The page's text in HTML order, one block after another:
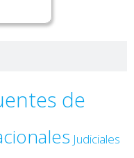
de
Judiciales